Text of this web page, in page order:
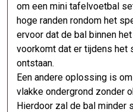
om een mini tafelvoetbal
hoge randen rondom het
ervoor dat de bal binnen
voorkomt dat er tijdens het
ontstaan.
Een andere oplossing is
vlakke ondergrond zonder
Hierdoor zal de bal minder